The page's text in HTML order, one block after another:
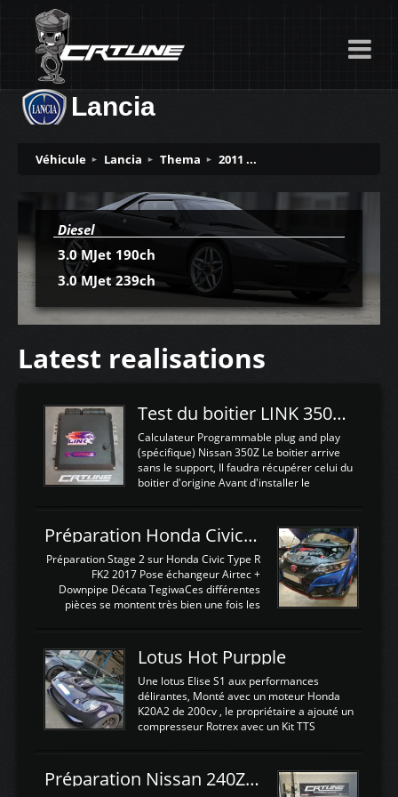
Lancia
Véhicule Lancia Thema 2011 ...
Diesel
3.0 MJet 190ch
3.0 MJet 239ch
Latest realisations
Test du boitier LINK 350Z Plugin ECU
Calculateur Programmable plug and play
(spécifique) Nissan 350Z Le boitier arrive
sans le support, Il faudra récupérer celui du
boitier d'origine Avant d'installer le
d'envoyer l'information de la large bande
dans le boitier. sydney sweeney deepfake
La sortie 0-5V de l'afr sera connectée sur
l'entrée AN Volt 8 et GndAN pour
Analogique, et Volt car l'information est une
tension (Pas une résistance variable d'un
est temps de brancher le ...
Préparation Honda Civic Type R FK2
Préparation Stage 2 sur Honda Civic Type R
FK2 2017 Pose échangeur Airtec +
Downpipe Décata TegiwaCes différentes
pièces se montent très bien une fois les
légere découpe du plastique inferieur,
negénant en rien la structure ou le
fonctionnement du fond plat. Une
reprogrammation Stage 2 est faite sur le
calculateur d'origine. Une alternative
économique au passage sur Hondata
d'origine 310cv et 400Nn , Une fois
reprogrammé et les ...
Lotus Hot Purpple
Une lotus Elise S1 aux performances
délirantes, Monté avec un moteur Honda
K20A2 de 200cv , le propriétaire a ajouté un
compresseur Rotrex avec un Kit TTS
d'augmenter la puissance de son moteur:
un watercooler a été ajouté. 300Cv sans
Préparation Nissan 240Z SR20DET